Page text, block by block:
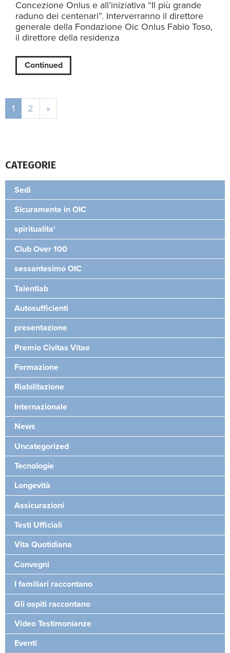
Concezione Onlus e all’iniziativa “Il più grande
raduno dei centenari”. Interverranno il direttore
generale della Fondazione Oic Onlus Fabio Toso,
il direttore della residenza
Continued
1 2 »
CATEGORIE
Sedi
Sicuramente in OIC
spiritualita'
Club Over 100
sessantesimo OIC
Talentlab
Autosufficienti
presentazione
Premio Civitas Vitae
Formazione
Riabilitazione
Internazionale
News
Uncategorized
Tecnologie
Longevità
Assicurazioni
Testi Ufficiali
Vita Quotidiana
Convegni
I familiari raccontano
Gli ospiti raccontano
Video Testimonianze
Eventi